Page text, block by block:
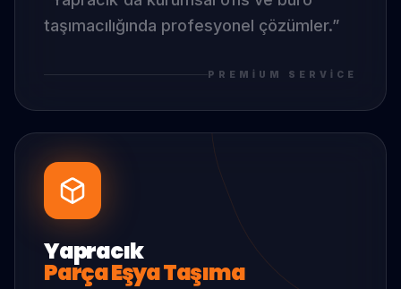
taşımacılığında profesyonel çözümler.”
PREMIUM SERVICE
Yapracık
Parça Eşya Taşıma